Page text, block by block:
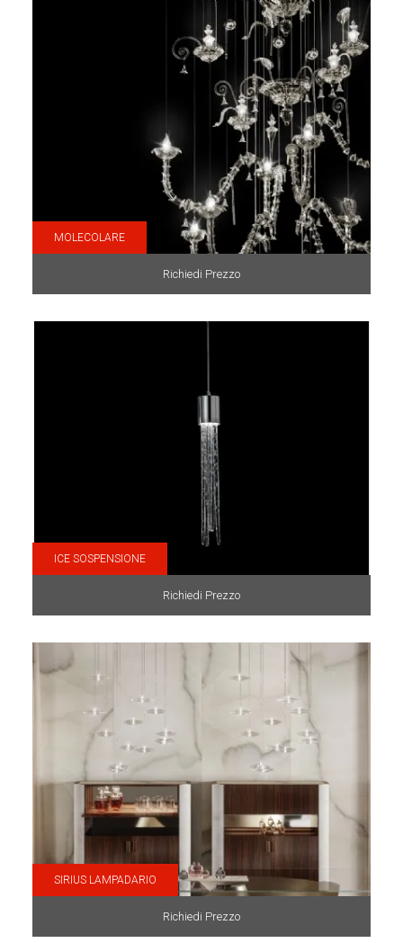
MOLECOLARE
Richiedi Prezzo
ICE SOSPENSIONE
Richiedi Prezzo
SIRIUS LAMPADARIO
Richiedi Prezzo